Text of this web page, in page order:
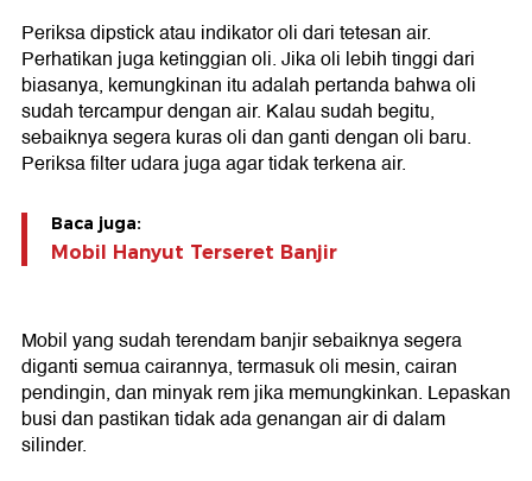
Periksa dipstick atau indikator oli dari tetesan air.
Perhatikan juga ketinggian oli. Jika oli lebih tinggi dari
biasanya, kemungkinan itu adalah pertanda bahwa oli
sudah tercampur dengan air. Kalau sudah begitu,
sebaiknya segera kuras oli dan ganti dengan oli baru.
Periksa filter udara juga agar tidak terkena air.
Baca juga:
Mobil Hanyut Terseret Banjir
Mobil yang sudah terendam banjir sebaiknya segera
diganti semua cairannya, termasuk oli mesin, cairan
pendingin, dan minyak rem jika memungkinkan. Lepaskan
busi dan pastikan tidak ada genangan air di dalam
silinder.